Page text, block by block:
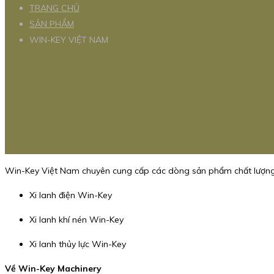
TRANG CHỦ
SẢN PHẨM
WIN-KEY VIỆT NAM
Win-Key Việt Nam chuyên cung cấp các dòng sản phẩm chất
Xi lanh điện Win-Key
Xi lanh khí nén Win-Key
Xi lanh thủy lực Win-Key
Về Win-Key Machinery